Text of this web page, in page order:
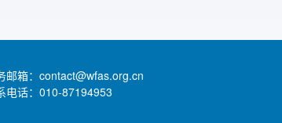
邮箱：contact@wfas.org.cn
电话：010-87194953